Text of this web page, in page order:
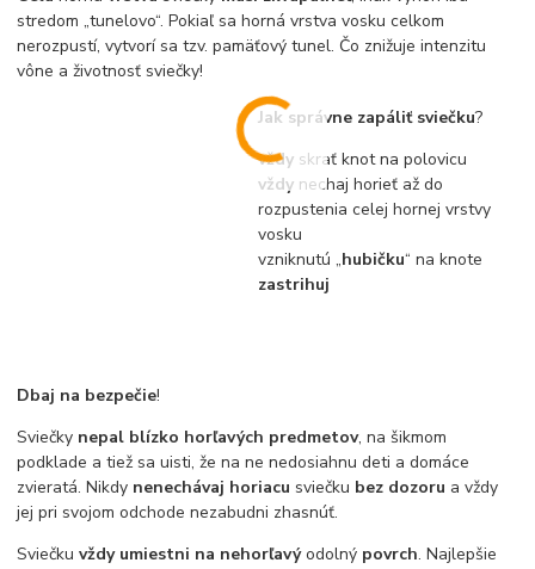
stredom „tunelovo“. Pokiaľ sa horná vrstva vosku celkom
nerozpustí, vytvorí sa tzv. pamäťový tunel. Čo znižuje intenzitu
vône a životnosť sviečky!
Jak správne zapáliť sviečku?
vždy skrať knot na polovicu
vždy nechaj horieť až do
rozpustenia celej hornej vrstvy
vosku
vzniknutú „hubičku“ na knote
zastrihuj
Dbaj na bezpečie!
Sviečky nepal blízko horľavých predmetov, na šikmom
podklade a tiež sa uisti, že na ne nedosiahnu deti a domáce
zvieratá. Nikdy nenechávaj horiacu sviečku bez dozoru a vždy
jej pri svojom odchode nezabudni zhasnúť.
Sviečkuvždy umiestni na nehorľavýodolný povrch. Najlepšie